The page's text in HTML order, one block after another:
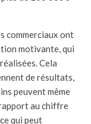
commerciaux ont
motivante, qui
Cela
de résultats,
peuvent même
au chiffre
qui peut